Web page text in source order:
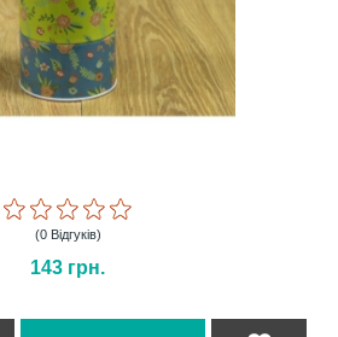
(0 Відгуків)
143 грн.